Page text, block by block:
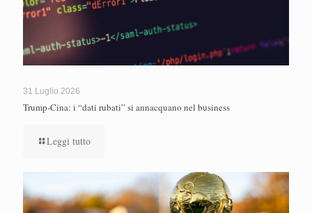
31 Luglio 2026
Trump-Cina: i “dati rubati” si annacquano nel business
Leggi tutto